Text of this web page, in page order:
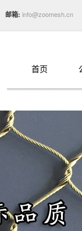
邮箱: info@zoomesh.cn
首页